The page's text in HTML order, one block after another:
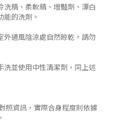
洗精、柔軟精、增豔劑、漂白
的洗劑。
外通風陰涼處自然晾乾。請勿
洗並使用中性清潔劑，同上述
照資訊，實際合身程度則依據